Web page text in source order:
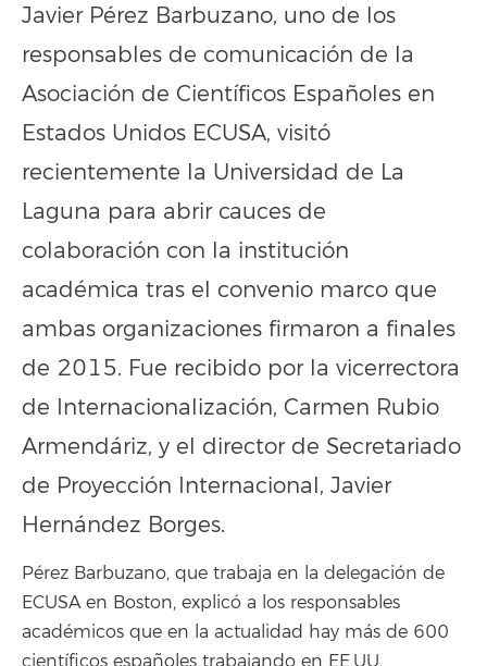
Javier Pérez Barbuzano, uno de los
responsables de comunicación de la
Asociación de Científicos Españoles en
Estados Unidos ECUSA, visitó
recientemente la Universidad de La
Laguna para abrir cauces de
colaboración con la institución
académica tras el convenio marco que
ambas organizaciones firmaron a finales
de 2015. Fue recibido por la vicerrectora
de Internacionalización, Carmen Rubio
Armendáriz, y el director de Secretariado
de Proyección Internacional, Javier
Hernández Borges.
Pérez Barbuzano, que trabaja en la delegación de
ECUSA en Boston, explicó a los responsables
académicos que en la actualidad hay más de 600